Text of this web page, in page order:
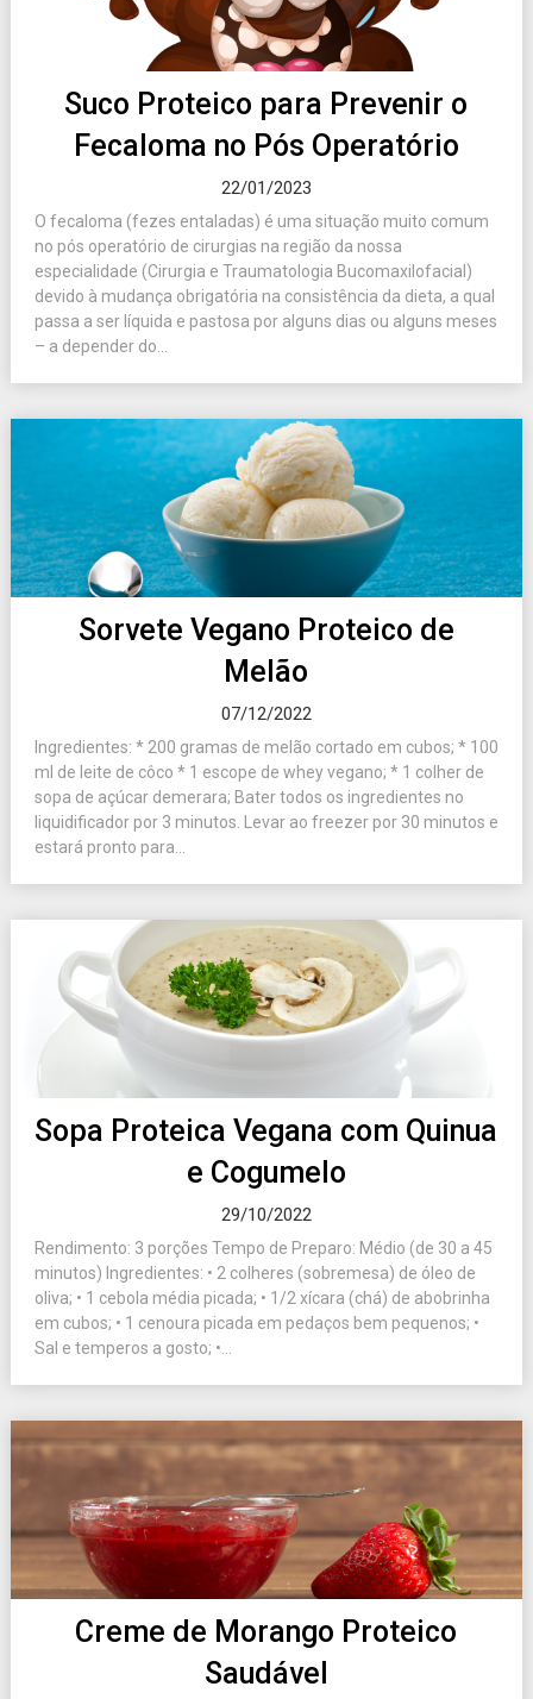
Suco Proteico para Prevenir o
Fecaloma no Pós Operatório
22/01/2023
O fecaloma (fezes entaladas) é uma situação muito comum
no pós operatório de cirurgias na região da nossa
especialidade (Cirurgia e Traumatologia Bucomaxilofacial)
devido à mudança obrigatória na consistência da dieta, a qual
passa a ser líquida e pastosa por alguns dias ou alguns meses
– a depender do...
Sorvete Vegano Proteico de
Melão
07/12/2022
Ingredientes: * 200 gramas de melão cortado em cubos; * 100
ml de leite de côco * 1 escope de whey vegano; * 1 colher de
sopa de açúcar demerara; Bater todos os ingredientes no
liquidificador por 3 minutos. Levar ao freezer por 30 minutos e
estará pronto para...
Sopa Proteica Vegana com Quinua
e Cogumelo
29/10/2022
Rendimento: 3 porções Tempo de Preparo: Médio (de 30 a 45
minutos) Ingredientes: • 2 colheres (sobremesa) de óleo de
oliva; • 1 cebola média picada; • 1/2 xícara (chá) de abobrinha
em cubos; • 1 cenoura picada em pedaços bem pequenos; •
Sal e temperos a gosto; •...
Creme de Morango Proteico
Saudável